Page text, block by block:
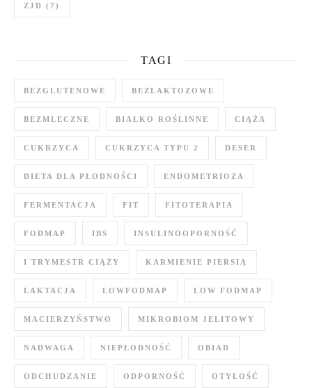
ZJD (7)
TAGI
BEZGLUTENOWE BEZLAKTOZOWE
BEZMLECZNE BIAŁKO ROŚLINNE CIĄŻA
CUKRZYCA CUKRZYCA TYPU 2 DESER
DIETA DLA PŁODNOŚCI ENDOMETRIOZA
FERMENTACJA FIT FITOTERAPIA
FODMAP IBS INSULINOOPORNOŚĆ
I TRYMESTR CIĄŻY KARMIENIE PIERSIĄ
LAKTACJA LOWFODMAP LOW FODMAP
MACIERZYŃSTWO MIKROBIOM JELITOWY
NADWAGA NIEPŁODNOŚĆ OBIAD
ODCHUDZANIE ODPORNOŚĆ OTYŁOŚĆ